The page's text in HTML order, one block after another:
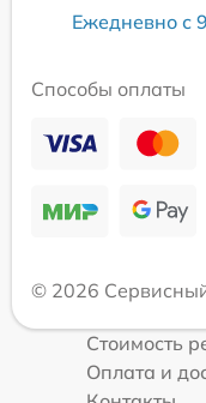
Ежедневно с
Способы оплаты
© 2026
Стоимость
Оплата и